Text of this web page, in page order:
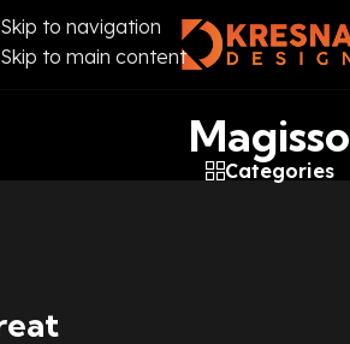
Skip to navigation
Skip to main content
Magisso
Categories